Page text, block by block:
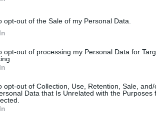
opt-out of the Sale of my Personal Data.
opt-out of processing my Personal Data for
opt-out of Collection, Use, Retention, Sale,
Data that Is Unrelated with the Purposes
«κουρελόχαρτο», με την ανοχή
- Σύσκεψη για το θέμα την Τρίτη στο
αρχεία με
στα Ψαρά και στο